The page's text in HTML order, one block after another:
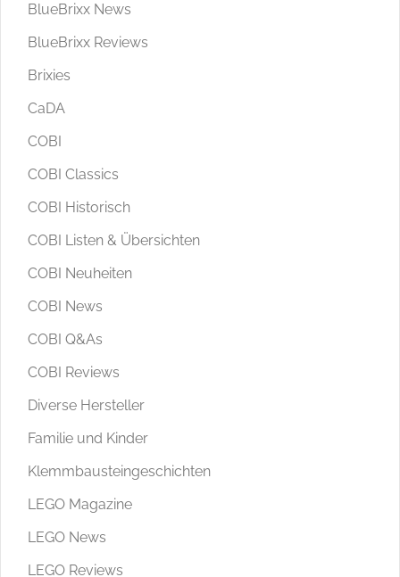
BlueBrixx News
BlueBrixx Reviews
Brixies
CaDA
COBI
COBI Classics
COBI Historisch
COBI Listen & Übersichten
COBI Neuheiten
COBI News
COBI Q&As
COBI Reviews
Diverse Hersteller
Familie und Kinder
Klemmbausteingeschichten
LEGO Magazine
LEGO News
LEGO Reviews